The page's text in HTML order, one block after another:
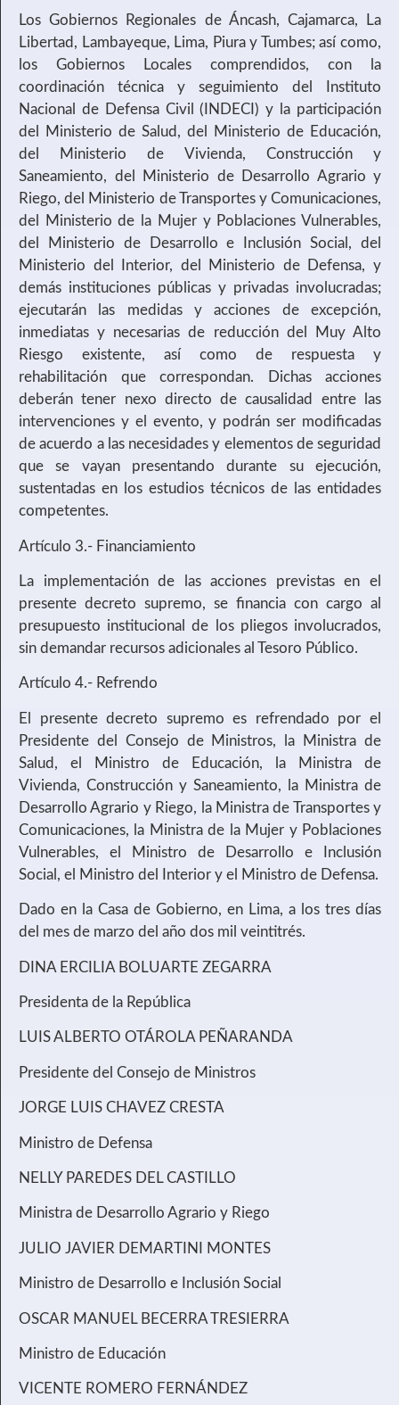
Los Gobiernos Regionales de Áncash, Cajamarca, La
Libertad, Lambayeque, Lima, Piura y Tumbes; así como,
los Gobiernos Locales comprendidos, con la
coordinación técnica y seguimiento del Instituto
Nacional de Defensa Civil (INDECI) y la participación
del Ministerio de Salud, del Ministerio de Educación,
del Ministerio de Vivienda, Construcción y
Saneamiento, del Ministerio de Desarrollo Agrario y
Riego, del Ministerio de Transportes y Comunicaciones,
del Ministerio de la Mujer y Poblaciones Vulnerables,
del Ministerio de Desarrollo e Inclusión Social, del
Ministerio del Interior, del Ministerio de Defensa, y
demás instituciones públicas y privadas involucradas;
ejecutarán las medidas y acciones de excepción,
inmediatas y necesarias de reducción del Muy Alto
Riesgo existente, así como de respuesta y
rehabilitación que correspondan. Dichas acciones
deberán tener nexo directo de causalidad entre las
intervenciones y el evento, y podrán ser modificadas
de acuerdo a las necesidades y elementos de seguridad
que se vayan presentando durante su ejecución,
sustentadas en los estudios técnicos de las entidades
competentes.
Artículo 3.- Financiamiento
La implementación de las acciones previstas en el
presente decreto supremo, se financia con cargo al
presupuesto institucional de los pliegos involucrados,
sin demandar recursos adicionales al Tesoro Público.
Artículo 4.- Refrendo
El presente decreto supremo es refrendado por el
Presidente del Consejo de Ministros, la Ministra de
Salud, el Ministro de Educación, la Ministra de
Vivienda, Construcción y Saneamiento, la Ministra de
Desarrollo Agrario y Riego, la Ministra de Transportes y
Comunicaciones, la Ministra de la Mujer y Poblaciones
Vulnerables, el Ministro de Desarrollo e Inclusión
Social, el Ministro del Interior y el Ministro de Defensa.
Dado en la Casa de Gobierno, en Lima, a los tres días
del mes de marzo del año dos mil veintitrés.
DINA ERCILIA BOLUARTE ZEGARRA
Presidenta de la República
LUIS ALBERTO OTÁROLA PEÑARANDA
Presidente del Consejo de Ministros
JORGE LUIS CHAVEZ CRESTA
Ministro de Defensa
NELLY PAREDES DEL CASTILLO
Ministra de Desarrollo Agrario y Riego
JULIO JAVIER DEMARTINI MONTES
Ministro de Desarrollo e Inclusión Social
OSCAR MANUEL BECERRA TRESIERRA
Ministro de Educación
VICENTE ROMERO FERNÁNDEZ